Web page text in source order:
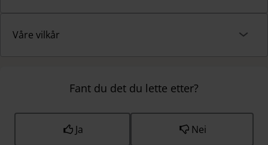
Våre vilkår
Fant du det du lette etter?
Ja Nei